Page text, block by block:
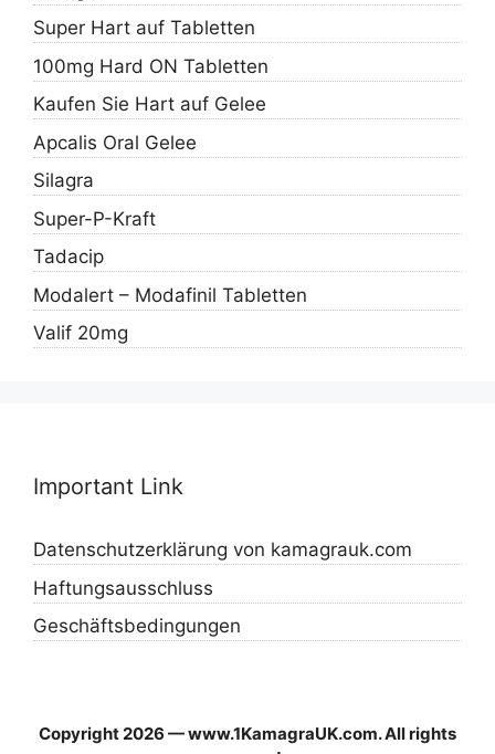
Super Hart auf Tabletten
100mg Hard ON Tabletten
Kaufen Sie Hart auf Gelee
Apcalis Oral Gelee
Silagra
Super-P-Kraft
Tadacip
Modalert – Modafinil Tabletten
Valif 20mg
Important Link
Datenschutzerklärung von kamagrauk.com
Haftungsausschluss
Geschäftsbedingungen
Copyright 2026 — www.1KamagraUK.com. All rights